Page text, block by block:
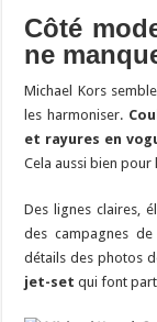
Côté
ne
Michael Kors
les harmoniser.
et rayures en
Cela aussi bien
Des lignes claires,
des campagnes
détails des photos
jet-set qui font